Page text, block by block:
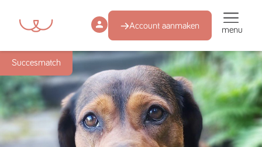
Account aanmaken menu
Succesmatch